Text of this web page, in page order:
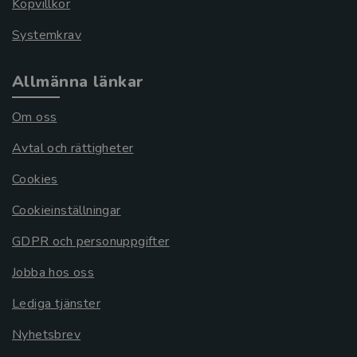
Köpvillkor
Systemkrav
Allmänna länkar
Om oss
Avtal och rättigheter
Cookies
Cookieinställningar
GDPR och personuppgifter
Jobba hos oss
Lediga tjänster
Nyhetsbrev